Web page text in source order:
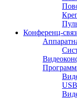
Конференц-